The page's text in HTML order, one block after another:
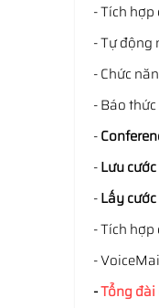
- Tích hợp
- Tự động
- Chức
- Báo
-
-Lưu
-Lấy
- Tích
-
-Tổng